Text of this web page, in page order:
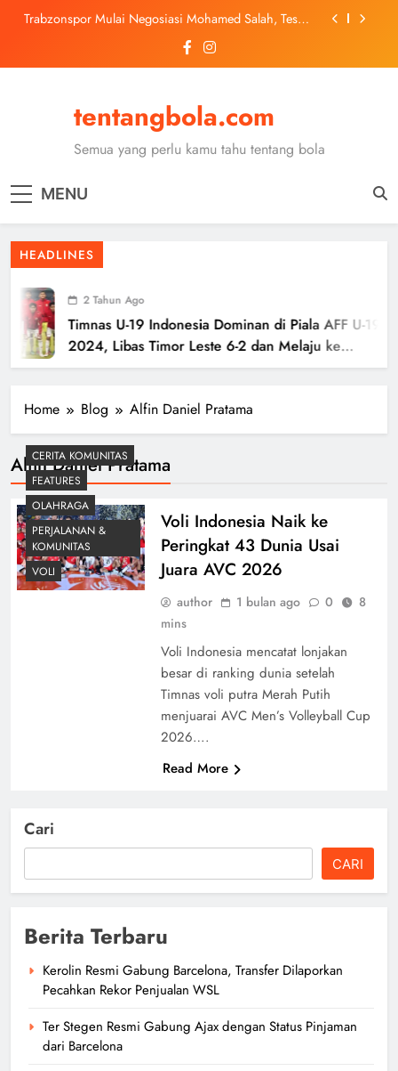
SkipTrabzonspor Mulai Negosiasi Mohamed Salah, Tes
Malang United U-13 Juara Piala Soeratin Kota Malang
2026, Siap Tatap Putaran Provinsi
Dilaporkan Pecahkan Rekor Penjualan WSL
Ter Stegen Resmi Gabung Ajax dengan Status
Pinjaman dari Barcelona
Medis Dijadwalkan 5 Agustus
Malang United U-13 Juara Piala Soeratin Kota Malang
2026, Siap Tatap Putaran Provinsi
tentangbola.com
Semua yang perlu kamu tahu tentang bola
MENU
HEADLINES
2 Tahun Ago
Timnas U-19 Indonesia Dominan di Piala AFF U-19
2024, Libas Timor Leste 6-2 dan Melaju ke
Semifinal
Home Blog Alfin Daniel Pratama
Alfin Daniel Pratama
CERITA KOMUNITAS
FEATURES
OLAHRAGA
PERJALANAN &
KOMUNITAS
VOLI
Voli Indonesia Naik ke
Peringkat 43 Dunia Usai
Juara AVC 2026
author 1 bulan ago 0
8
mins
Voli Indonesia mencatat lonjakan
besar di ranking dunia setelah
Timnas voli putra Merah Putih
menjuarai AVC Men’s Volleyball Cup
2026….
Read More
Cari
CARI
Berita Terbaru
Kerolin Resmi Gabung Barcelona, Transfer Dilaporkan
Pecahkan Rekor Penjualan WSL
Ter Stegen Resmi Gabung Ajax dengan Status Pinjaman
dari Barcelona